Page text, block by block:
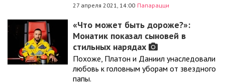
27 апреля 2021, 14:00 Папарацци
«Что может быть дороже?»:
Монатик показал сыновей в
стильных нарядах
Похоже, Платон и Даниил унаследовали
любовь к головным уборам от звездного
папы.